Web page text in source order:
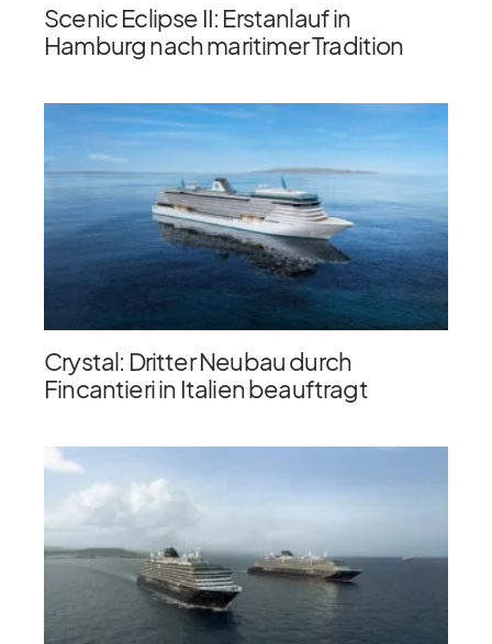
Scenic Eclipse II: Erstanlauf in
Hamburg nach maritimer Tradition
Crystal: Dritter Neubau durch
Fincantieri in Italien beauftragt